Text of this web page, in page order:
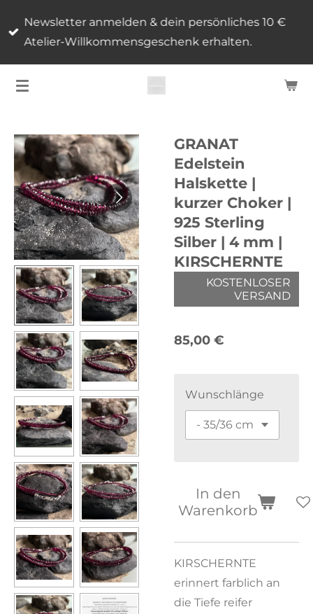
Zum
Hauptinhalt
Newsletter anmelden & dein persönliches 10 €
Atelier-Willkommensgeschenk erhalten.
GRANAT
Edelstein
Halskette |
kurzer Choker |
925 Sterling
Silber | 4 mm |
KIRSCHERNTE
KOSTENLOSER
VERSAND
85,00 €
Wunschlänge
In den
Warenkorb
KIRSCHERNTE
erinnert farblich an
die Tiefe reifer